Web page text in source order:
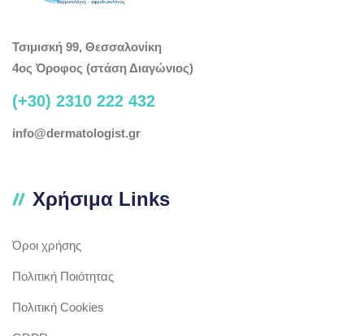
Τσιμισκή 99, Θεσσαλονίκη
4ος Όροφος (στάση Διαγώνιος)
(+30) 2310 222 432
info@dermatologist.gr
Χρήσιμα Links
Όροι χρήσης
Πολιτική Ποιότητας
Πολιτική Cookies